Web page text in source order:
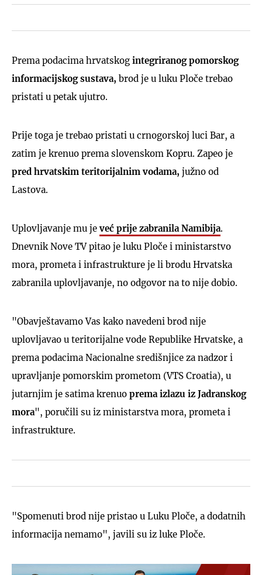
Prema podacima hrvatskog integriranog pomorskog
informacijskog sustava, brod je u luku Ploče trebao
pristati u petak ujutro.
Prije toga je trebao pristati u crnogorskoj luci Bar, a
zatim je krenuo prema slovenskom Kopru. Zapeo je
pred hrvatskim teritorijalnim vodama, južno od
Lastova.
Uplovljavanje mu jeveć prije zabranila Namibija.
Dnevnik Nove TV pitao je luku Ploče i ministarstvo
mora, prometa i infrastrukture je li brodu Hrvatska
zabranila uplovljavanje, no odgovor na to nije dobio.
"Obavještavamo Vas kako navedeni brod nije
uplovljavao u teritorijalne vode Republike Hrvatske, a
prema podacima Nacionalne središnjice za nadzor i
upravljanje pomorskim prometom (VTS Croatia), u
jutarnjim je satima krenuo prema izlazu iz Jadranskog
mora", poručili su iz ministarstva mora, prometa i
infrastrukture.
"Spomenuti brod nije pristao u Luku Ploče, a dodatnih
informacija nemamo", javili su iz luke Ploče.